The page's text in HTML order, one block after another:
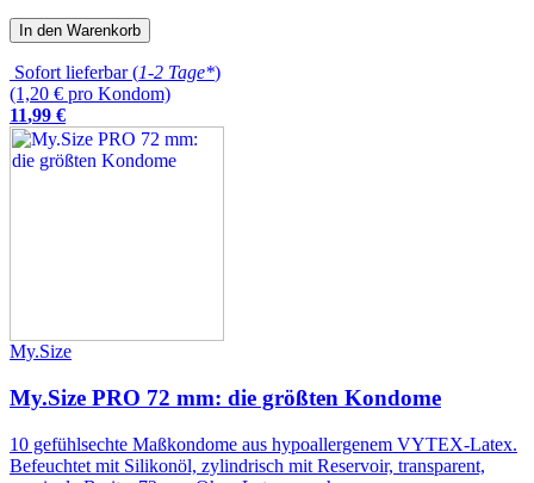
In den Warenkorb
Sofort lieferbar (1-2 Tage*)
(1,20 € pro Kondom)
11,99 €
My.Size
My.Size PRO 72 mm: die größten Kondome
10 gefühlsechte Maßkondome aus hypoallergenem VYTEX-Latex.
Befeuchtet mit Silikonöl, zylindrisch mit Reservoir, transparent,